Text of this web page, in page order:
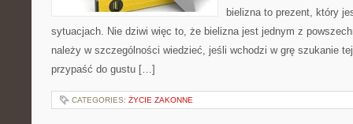
bielizna to prezent, który
sytuacjach. Nie dziwi więc to, że bielizna jest jednym z
należy w szczególności wiedzieć, jeśli wchodzi w grę szukanie
przypaść do gustu […]
CATEGORIES: ŻYCIE ZAKONNE